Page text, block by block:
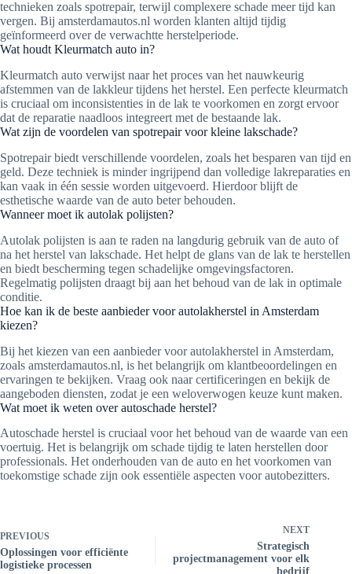
technieken zoals spotrepair, terwijl complexere schade meer tijd kan
vergen. Bij amsterdamautos.nl worden klanten altijd tijdig
geïnformeerd over de verwachtte herstelperiode.
Wat houdt Kleurmatch auto in?
Kleurmatch auto verwijst naar het proces van het nauwkeurig
afstemmen van de lakkleur tijdens het herstel. Een perfecte kleurmatch
is cruciaal om inconsistenties in de lak te voorkomen en zorgt ervoor
dat de reparatie naadloos integreert met de bestaande lak.
Wat zijn de voordelen van spotrepair voor kleine lakschade?
Spotrepair biedt verschillende voordelen, zoals het besparen van tijd en
geld. Deze techniek is minder ingrijpend dan volledige lakreparaties en
kan vaak in één sessie worden uitgevoerd. Hierdoor blijft de
esthetische waarde van de auto beter behouden.
Wanneer moet ik autolak polijsten?
Autolak polijsten is aan te raden na langdurig gebruik van de auto of
na het herstel van lakschade. Het helpt de glans van de lak te herstellen
en biedt bescherming tegen schadelijke omgevingsfactoren.
Regelmatig polijsten draagt bij aan het behoud van de lak in optimale
conditie.
Hoe kan ik de beste aanbieder voor autolakherstel in Amsterdam
kiezen?
Bij het kiezen van een aanbieder voor autolakherstel in Amsterdam,
zoals amsterdamautos.nl, is het belangrijk om klantbeoordelingen en
ervaringen te bekijken. Vraag ook naar certificeringen en bekijk de
aangeboden diensten, zodat je een weloverwogen keuze kunt maken.
Wat moet ik weten over autoschade herstel?
Autoschade herstel is cruciaal voor het behoud van de waarde van een
voertuig. Het is belangrijk om schade tijdig te laten herstellen door
professionals. Het onderhouden van de auto en het voorkomen van
toekomstige schade zijn ook essentiële aspecten voor autobezitters.
PREVIOUS
Oplossingen voor efficiënte
logistieke processen
NEXT
Strategisch
projectmanagement voor elk
bedrijf